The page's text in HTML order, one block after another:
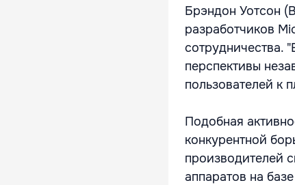
Брэндон Уотсон
разработчиков
сотрудничества.
перспективы
пользователей к
Подобная
конкурентной
производителей
аппаратов на